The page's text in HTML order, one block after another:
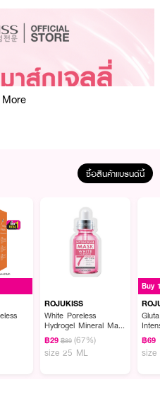
างใส อิ่มน้ำฉ่ำโกลว์ รูขุมขนกระชับดู
ซื้อสินค้าแบรนด์นี้
ROJUKISS
White Poreless
Hydrogel Mineral Mask
7
฿29 ฿89 (67%)
size 25 ML
Buy
฿69
size